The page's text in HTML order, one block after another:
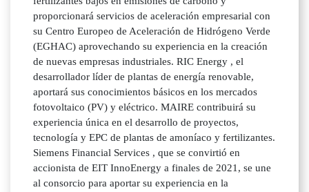
proporcionará servicios de aceleración empresarial con
su Centro Europeo de Aceleración de Hidrógeno Verde
(EGHAC) aprovechando su experiencia en la creación
de nuevas empresas industriales. RIC Energy , el
desarrollador líder de plantas de energía renovable,
aportará sus conocimientos básicos en los mercados
fotovoltaico (PV) y eléctrico. MAIRE contribuirá su
experiencia única en el desarrollo de proyectos,
tecnología y EPC de plantas de amoníaco y fertilizantes.
Siemens Financial Services , que se convirtió en
accionista de EIT InnoEnergy a finales de 2021, se une
al consorcio para aportar su experiencia en la